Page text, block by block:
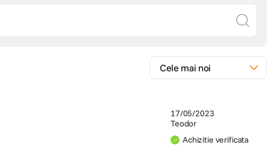
17/05/2023
Teodor
Achizitie verificata